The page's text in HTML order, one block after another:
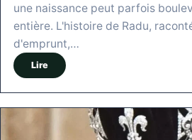
une naissance peut parfois
entière. L'histoire de Radu,
d'emprunt,…
Lire